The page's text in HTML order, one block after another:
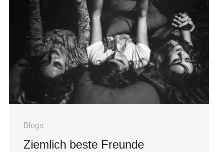
Blogs
Ziemlich beste Freunde